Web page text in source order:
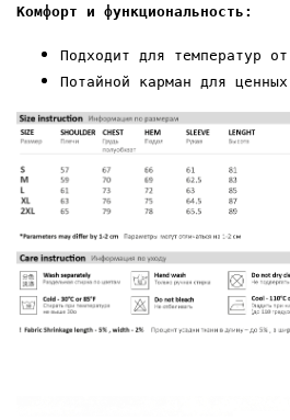
Комфорт и функциональность:
Подходит для температур от
Потайной карман для